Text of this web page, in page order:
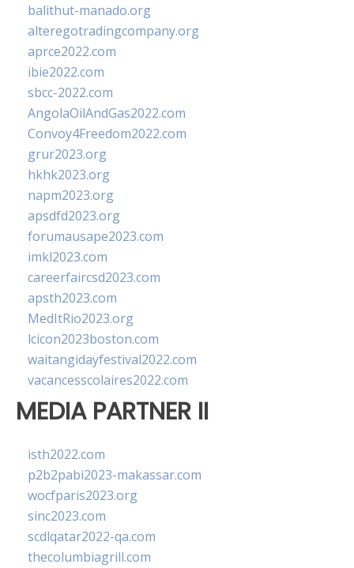
balithut-manado.org
alteregotradingcompany.org
aprce2022.com
ibie2022.com
sbcc-2022.com
AngolaOilAndGas2022.com
Convoy4Freedom2022.com
grur2023.org
hkhk2023.org
napm2023.org
apsdfd2023.org
forumausape2023.com
imkl2023.com
careerfaircsd2023.com
apsth2023.com
MedItRio2023.org
lcicon2023boston.com
waitangidayfestival2022.com
vacancesscolaires2022.com
MEDIA PARTNER II
isth2022.com
p2b2pabi2023-makassar.com
wocfparis2023.org
sinc2023.com
scdlqatar2022-qa.com
thecolumbiagrill.com